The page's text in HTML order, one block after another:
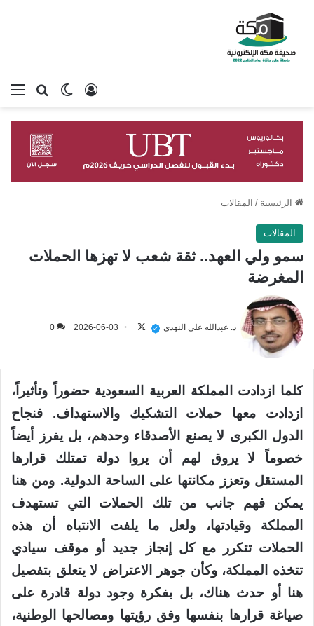
بحثالوضع
تسجيل الدخول
الرئيسية / المقالات
المقالات
سمو ولي العهد.. ثقة شعب لا تهزها الحملات
المغرضة
د. عبدالله علي النهدي
على
2026-06-03
0
كلما ازدادت المملكة العربية السعودية حضوراً وتأثيراً،
ازدادت معها حملات التشكيك والاستهداف. فنجاح
الدول الكبرى لا يصنع الأصدقاء وحدهم، بل يفرز أيضاً
خصوماً لا يروق لهم أن يروا دولة تمتلك قرارها
المستقل وتعزز مكانتها على الساحة الدولية. ومن هنا
يمكن فهم جانب من تلك الحملات التي تستهدف
المملكة وقيادتها، ولعل ما يلفت الانتباه أن هذه
الحملات تتكرر مع كل إنجاز جديد أو موقف سيادي
تتخذه المملكة، وكأن جوهر الاعتراض لا يتعلق بتفصيل
هنا أو حدث هناك، بل بفكرة وجود دولة قادرة على
صياغة قرارها بنفسها وفق رؤيتها ومصالحها الوطنية،